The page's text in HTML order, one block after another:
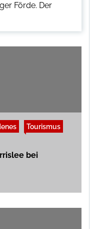
Förde. Der
Tourismus
bei